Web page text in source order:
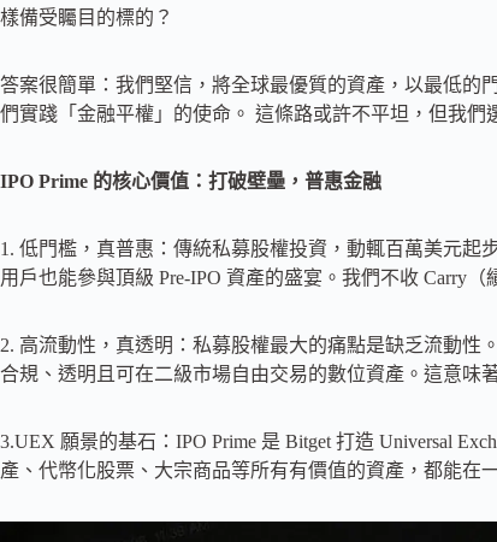
樣備受矚目的標的？
答案很簡單：我們堅信，將全球最優質的資產，以最低的
們實踐「金融平權」的使命。 這條路或許不平坦，但我們
IPO Prime 的核心價值：打破壁壘，普惠金融
1. 低門檻，真普惠：傳統私募股權投資，動輒百萬美元起
用戶也能參與頂級 Pre-IPO 資產的盛宴。我們不收 Carry
2. 高流動性，真透明：私募股權最大的痛點是缺乏流動
合規、透明且可在二級市場自由交易的數位資產。這意味
3.UEX 願景的基石：IPO Prime 是 Bitget 打造 Universal
產、代幣化股票、大宗商品等所有有價值的資產，都能在